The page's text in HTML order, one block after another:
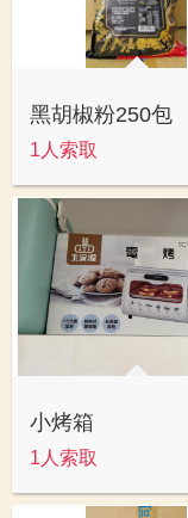
黑胡椒粉250包
1人索取
小烤箱
1人索取